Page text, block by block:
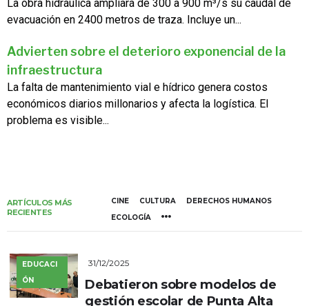
La obra hidráulica ampliará de 300 a 900 m³/s su caudal de
evacuación en 2400 metros de traza. Incluye un...
Advierten sobre el deterioro exponencial de la
infraestructura
La falta de mantenimiento vial e hídrico genera costos
económicos diarios millonarios y afecta la logística. El
problema es visible...
ARTÍCULOS MÁS
RECIENTES
CINE CULTURA
DERECHOS HUMANOS
ECOLOGÍA
EDUCACI
ÓN
31/12/2025
Debatieron sobre modelos de
gestión escolar de Punta Alta